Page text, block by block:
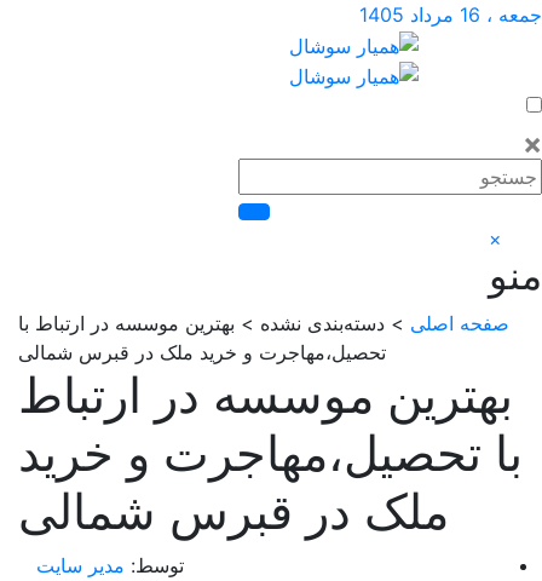
1405
اصلی> دسته‌بندی نشده > بهترین موسسه در ارتباط با
تحصیل،مهاجرت و خرید ملک در قبرس شمالی
موسسه در ارتباط
تحصیل،مهاجرت و خرید
ملک در قبرس شمالی
توسط:مدیر سایت